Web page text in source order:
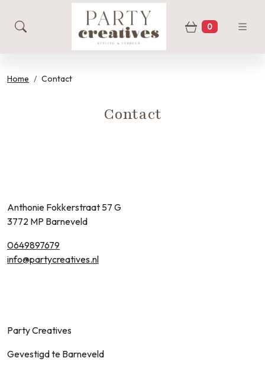
zoeken
0
Home Contact
Contact
Anthonie Fokkerstraat 57 G
3772 MP Barneveld
0649897679
info@partycreatives.nl
Party Creatives
Gevestigd te Barneveld